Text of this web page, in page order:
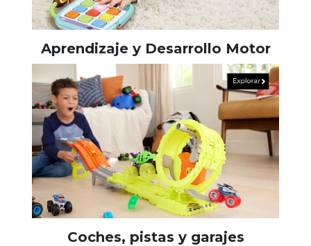
Aprendizaje y Desarrollo Motor
Coches, pistas y garajes